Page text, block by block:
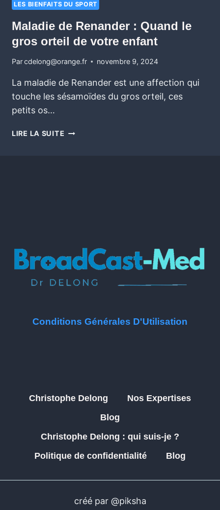
LES BIENFAITS DU SPORT
Maladie de Renander : Quand le
gros orteil de votre enfant
Parcdelong@orange.fr novembre 9, 2024
La maladie de Renander est une affection qui
touche les sésamoïdes du gros orteil, ces
petits os…
LIRE LA SUITE
Conditions Générales D'Utilisation
Christophe Delong
Nos Expertises
Blog
Christophe Delong : qui suis-je ?
Politique de confidentialité
Blog
créé par @piksha